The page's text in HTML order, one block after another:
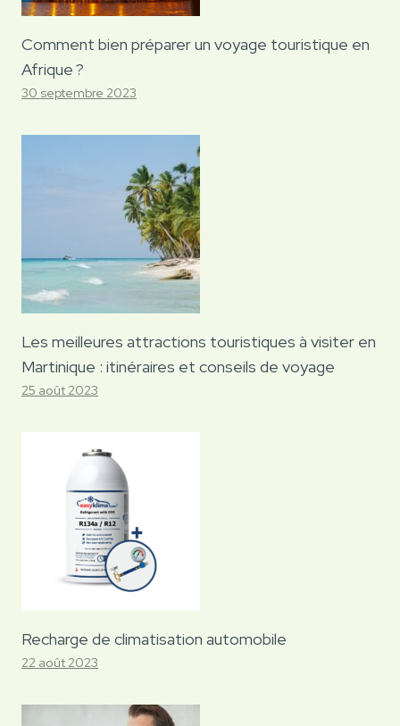
Comment bien préparer un voyage touristique en
Afrique ?
30 septembre 2023
Les meilleures attractions touristiques à visiter en
Martinique : itinéraires et conseils de voyage
25 août 2023
Recharge de climatisation automobile
22 août 2023